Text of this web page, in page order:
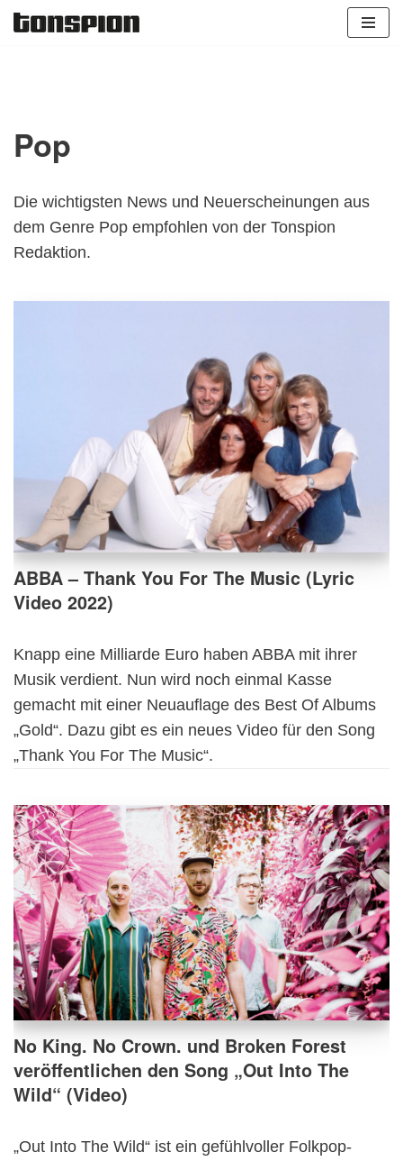
Pop
Die wichtigsten News und Neuerscheinungen aus
dem Genre Pop empfohlen von der Tonspion
Redaktion.
ABBA – Thank You For The Music (Lyric
Video 2022)
Knapp eine Milliarde Euro haben ABBA mit ihrer
Musik verdient. Nun wird noch einmal Kasse
gemacht mit einer Neuauflage des Best Of Albums
„Gold“. Dazu gibt es ein neues Video für den Song
„Thank You For The Music“.
No King. No Crown. und Broken Forest
veröffentlichen den Song „Out Into The
Wild“ (Video)
„Out Into The Wild“ ist ein gefühlvoller Folkpop-